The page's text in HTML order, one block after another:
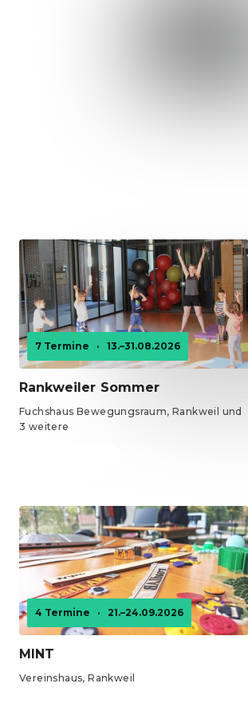
7 Termine · 13.–31.08.2026
Rankweiler Sommer
Fuchshaus Bewegungsraum, Rankweil und
3 weitere
4 Termine · 21.–24.09.2026
MINT
Vereinshaus, Rankweil